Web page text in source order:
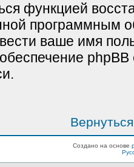
функцией
программным
ваше имя
Создано на основе